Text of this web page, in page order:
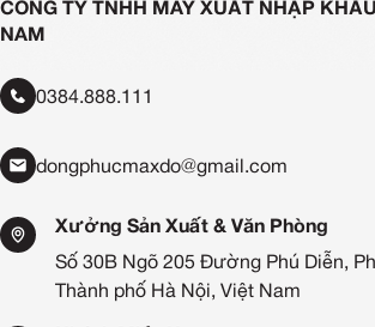
phê, nguyên liệu pha chế, các loại bột,...
viên tránh được các rủi ro bị bỏng hoặc
CÔNG TY TNHH MAY XUẤT NHẬP
NAM
0384.888.111
dongphucmaxdo@gmail.com
Xưởng Sản Xuất & Văn Phòng
Số 30B Ngõ 205 Đường Phú Diễn,
Thành phố Hà Nội, Việt Nam